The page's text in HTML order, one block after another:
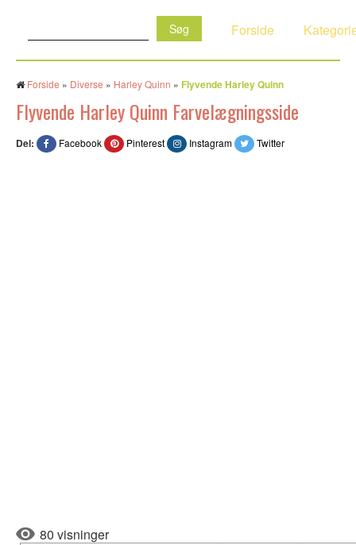
Forside
Forside » Diverse » Harley Quinn » Flyvende Harley Quinn
Flyvende Harley Quinn Farvelægningsside
Del: Facebook Pinterest Instagram Twitter
80 visninger